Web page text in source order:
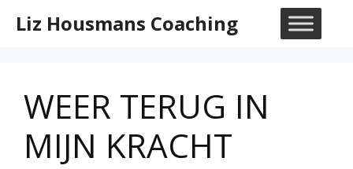
naarLiz Housmans Coaching
WEER TERUG IN
MIJN KRACHT